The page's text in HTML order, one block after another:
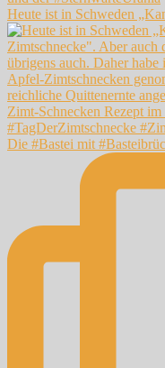
Heute ist in Schweden
Die #Bastei mit